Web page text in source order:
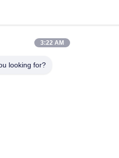
3:22 AM
looking for?